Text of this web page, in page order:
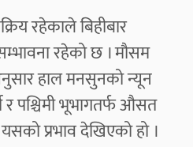
रहेकाले बिहीबार
रहेको छ । मौसम
हाल मनसुनको न्यून
र पश्चिमी भूभागतर्फ औसत
प्रभाव देखिएको हो ।